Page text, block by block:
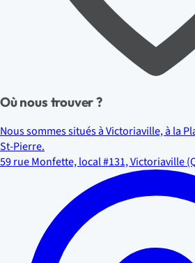
Où nous trouver ?
Nous sommes situés à Victoriaville, à la
St-Pierre.
59 rue Monfette, local #131, Victoriaville